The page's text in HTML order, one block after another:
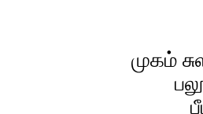
முகம்